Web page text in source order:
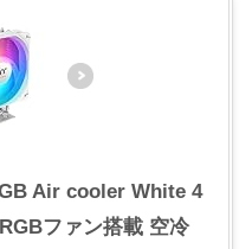
Air cooler White 4
ファン搭載 空冷